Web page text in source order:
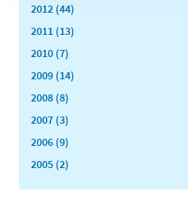
2012 (44)
2011 (13)
2010 (7)
2009 (14)
2008 (8)
2007 (3)
2006 (9)
2005 (2)